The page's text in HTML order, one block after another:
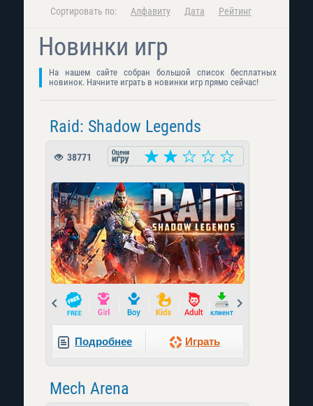
Сортировать по: Алфавиту Дата Рейтинг
Новинки игр
На нашем сайте собран большой список бесплатных
новинок. Начните играть в новинки игр прямо сейчас!
Raid: Shadow Legends
38771
Prev
Подробнее Играть
Mech Arena